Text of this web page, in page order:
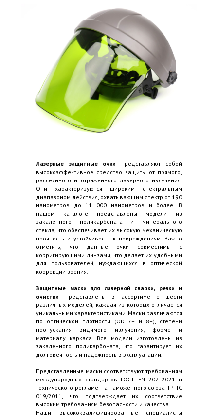
Лазерные защитные очки представляют собой
высокоэффективное средство защиты от прямого,
рассеянного и отраженного лазерного излучения.
Они характеризуются широким спектральным
диапазоном действия, охватывающим спектр от 190
нанометров до 11 000 нанометров и более. В
нашем каталоге представлены модели из
закаленного поликарбоната и минерального
стекла, что обеспечивает их высокую механическую
прочность и устойчивость к повреждениям. Важно
отметить, что данные очки совместимы с
корригирующими линзами, что делает их удобными
для пользователей, нуждающихся в оптической
коррекции зрения.
Защитные маски для лазерной сварки, резки и
очистки представлены в ассортименте шести
различных моделей, каждая из которых отличается
уникальными характеристиками. Маски различаются
по оптической плотности (OD 7+ и 8+), степени
пропускания видимого излучения, форме и
материалу каркаса. Все модели изготовлены из
закаленного поликарбоната, что гарантирует их
долговечность и надежность в эксплуатации.
Представленные маски соответствуют требованиям
международных стандартов ГОСТ EN 207 2021 и
технического регламента Таможенного союза ТР ТС
019/2011, что подтверждает их соответствие
высоким требованиям безопасности и качества.
Наши высококвалифицированные специалисты